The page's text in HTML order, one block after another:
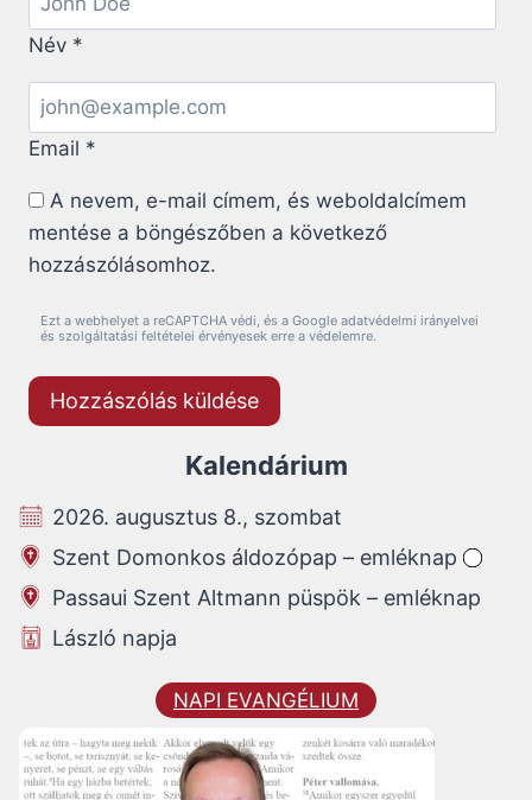
Név *
Email *
A nevem, e-mail címem, és weboldalcímem
mentése a böngészőben a következő
hozzászólásomhoz.
Ezt a webhelyet a reCAPTCHA védi, és a Google adatvédelmi irányelvei
és szolgáltatási feltételei érvényesek erre a védelemre.
Kalendárium
2026. augusztus 8., szombat
Szent Domonkos áldozópap – emléknap
Passaui Szent Altmann püspök – emléknap
László napja
NAPI EVANGÉLIUM